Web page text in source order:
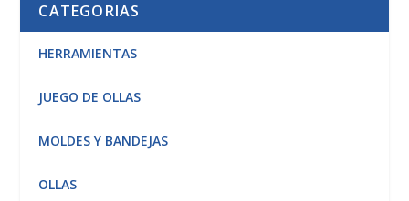
CATEGORIAS
HERRAMIENTAS
JUEGO DE OLLAS
MOLDES Y BANDEJAS
OLLAS